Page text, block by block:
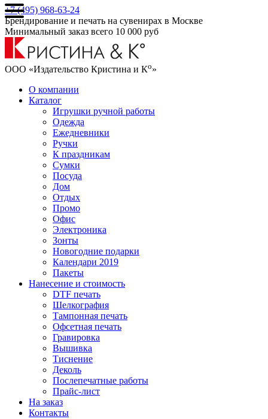
+7 (495) 968-63-24
Брендирование и печать на сувенирах в Москве
Минимальный заказ всего 10 000 руб
ООО «Издательство Кристина и Ко»
О компании
Каталог
Игрушки ручной работы
Одежда
Ежедневники
Ручки
К праздникам
Сумки
Посуда
Дом
Отдых
Промо
Офис
Электроника
Зонты
Новогодние подарки
Календари 2019
Пакеты
Нанесение и стоимость
DTF печать
Шелкография
Тампонная печать
Офсетная печать
Гравировка
Вышивка
Тиснение
Деколь
Послепечатные работы
Прайс-лист
На заказ
Контакты